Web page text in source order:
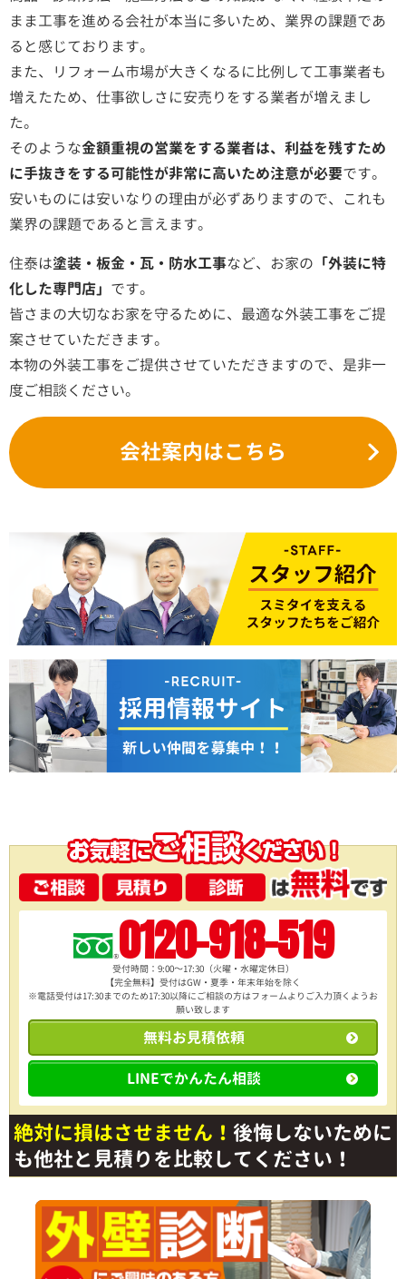
まま工事を進める会社が本当に多いため、業界の課題であ
ると感じております。
また、リフォーム市場が大きくなるに比例して工事業者も
増えたため、仕事欲しさに安売りをする業者が増えまし
た。
そのような金額重視の営業をする業者は、利益を残すため
に手抜きをする可能性が非常に高いため注意が必要です。
安いものには安いなりの理由が必ずありますので、これも
業界の課題であると言えます。
住泰は塗装・板金・瓦・防水工事など、お家の 「外装に特
化した専門店」 です。
皆さまの大切なお家を守るために、最適な外装工事をご提
案させていただきます。
本物の外装工事をご提供させていただきますので、是非一
度ご相談ください。
会社案内はこちら
0120-918-519
受付時間：9:00～17:30（火曜・水曜定休日）
【完全無料】受付はGW・夏季・年末年始を除く
※電話受付は17:30までのため17:30以降にご相談の方はフォームよりご入力頂くようお
願い致します
無料お見積依頼
LINEでかんたん相談
絶対に損はさせません！ 後悔しないために
も他社と見積りを比較してください！